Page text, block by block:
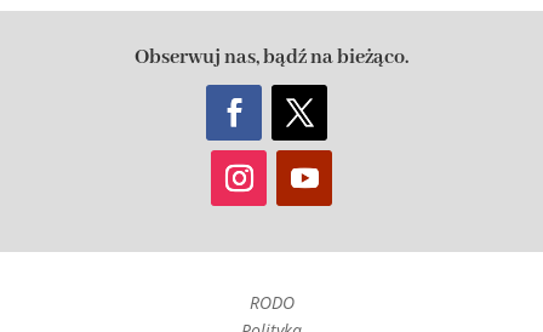
Obserwuj nas, bądź na bieżąco.
RODO